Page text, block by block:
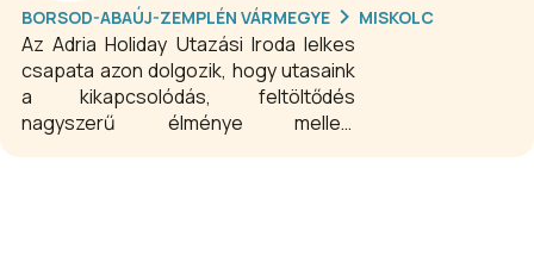
maximálisan megfelelnek. Újabban
beépített GPS rendszerünk biztosítja,
hogy percről percre figyelemmel
kísérhetjük az autóbuszok napi
mozgását. Sofőrjeink kezdetektől
kísérnek bennünket. Fontos
számunkra tapasztalatuk, nagy
BORSOD-ABAÚJ-ZEMPLÉN VÁRMEGYE MISKOLC
Az Adria Holiday Utazási Iroda lelkes
csapata azon dolgozik, hogy utasaink
a kikapcsolódás, feltöltődés
nagyszerű élménye mellett